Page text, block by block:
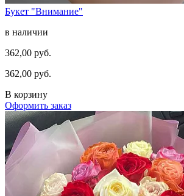
Букет "Внимание"
в наличии
362,00 руб.
362,00 руб.
В корзину
Оформить заказ